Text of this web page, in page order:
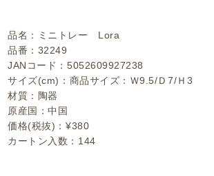
品名：ミニトレー Lora
品番：32249
JANコード：5052609927238
サイズ(cm)：商品サイズ：Ｗ9.5/Ｄ7/Ｈ3
材質：陶器
原産国：中国
価格(税抜)：¥380
カートン入数：144